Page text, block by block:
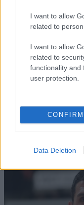
I want to allow
related to
I want to allow
related to
functionality and
user protection.
CONFIRM
Data Deletion
Το φαραωνικών
Έλον Μασκ
δισ. δολάρια